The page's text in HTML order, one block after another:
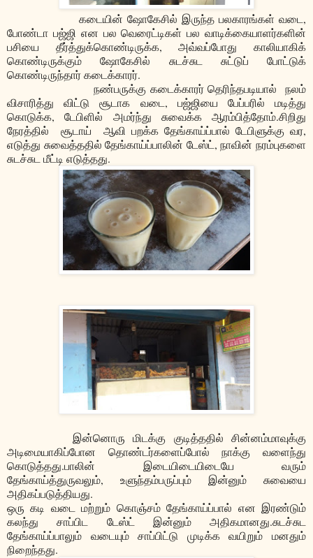
கடையின் ஷோகேசில் இருந்த பலகாரங்கள் வடை,
போண்டா பஜ்ஜி என பல வெரைட்டிகள் பல வாடிக்கையாளர்களின்
பசியை தீர்த்துக்கொண்டிருக்க, அவ்வப்போது காலியாகிக்
கொண்டிருக்கும் ஷோகேசில் சுடச்சுட சுட்டுப் போட்டுக்
கொண்டிருந்தார் கடைக்காரர்.
நண்பருக்கு கடைக்காரர் தெரிந்தபடியால் நலம்
விசாரித்து விட்டு சூடாக வடை, பஜ்ஜியை பேப்பரில் மடித்து
கொடுக்க, டேபிளில் அமர்ந்து சுவைக்க ஆரம்பித்தோம்.சிறிது
நேரத்தில் சூடாய் ஆவி பறக்க தேங்காய்ப்பால் டேபிளுக்கு வர,
எடுத்து சுவைத்ததில் தேங்காய்ப்பாலின் டேஸ்ட், நாவின் நரம்புகளை
சுடச்சுட மீட்டி எடுத்தது.
இன்னொரு மிடக்கு குடித்ததில் சின்னம்மாவுக்கு
அடிமையாகிப்போன தொண்டர்களைப்போல் நாக்கு வளைந்து
கொடுத்தது.பாலின் இடையிடையிடையே வரும்
தேங்காய்த்துருவலும், உளுந்தம்பருப்பும் இன்னும் சுவையை
அதிகப்படுத்தியது.
ஒரு கடி வடை மற்றும் கொஞ்சம் தேங்காய்ப்பால் என இரண்டும்
கலந்து சாப்பிட டேஸ்ட் இன்னும் அதிகமானது.சுடச்சுட
தேங்காய்ப்பாலும் வடையும் சாப்பிட்டு முடிக்க வயிறும் மனதும்
நிறைந்தது.